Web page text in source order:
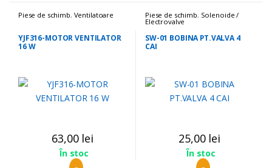
Piese de schimb, Ventilatoare
YJF316-MOTOR VENTILATOR
16 W
63,00 lei
În stoc
Piese de schimb, Solenoide /
Electrovalve
SW-01 BOBINA PT.VALVA 4
CAI
25,00 lei
În stoc